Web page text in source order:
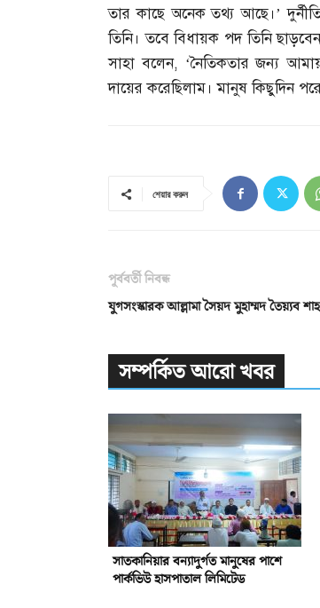
তার কাছে অনেক তথ্য আছে।’
তিনি। তবে বিধায়ক পদ তিনি
সাহা বলেন, ‘নৈতিকতার জন্য
দায়ের করেছিলাম। মানুষ কিছুদিন
শেয়ার করুন
পূর্ববর্তী নিবন্ধ
যুগসংস্কারক আল্লামা সৈয়দ মুহাম্মদ তৈয়্যব
সম্পর্কিত আরো খবর
সাতকানিয়ার বন্যাদুর্গত মানুষের পাশে
পার্কভিউ হাসপাতাল লিমিটেড